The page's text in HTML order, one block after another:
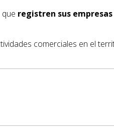
registren sus
comerciales en el